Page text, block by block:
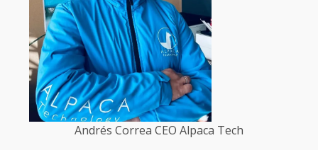
Andrés Correa CEO Alpaca Tech